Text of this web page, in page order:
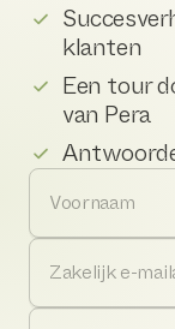
klanten
Een tour
van Pera
Voornaam
Zakelijk e-